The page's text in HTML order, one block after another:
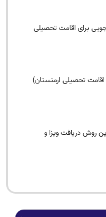
برای اقامت تحصیلی
تحصیلی ارمنستان)
روش دریافت ویزا و